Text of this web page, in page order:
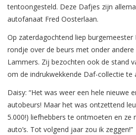
tentoongesteld. Deze Dafjes zijn
autofanaat Fred Oosterlaan.
Op zaterdagochtend liep burgemeester
rondje over de beurs met onder andere
Lammers. Zij bezochten ook de stand
om de indrukwekkende Daf-collectie te
Daisy: “Het was weer een hele nieuwe
autobeurs! Maar het was ontzettend
5.000!) liefhebbers te ontmoeten en ze
auto’s. Tot volgend jaar zou ik zeggen!”